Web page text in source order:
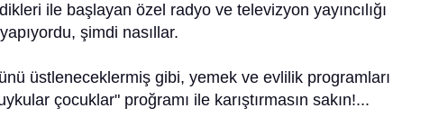
ile başlayan özel radyo ve televizyon yayıncılığı
şimdi nasıllar.
üstleneceklermiş gibi, yemek ve evlilik programları
çocuklar" proğramı ile karıştırmasın sakın!...